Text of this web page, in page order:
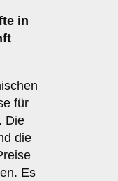
in
für
Die
die
Es